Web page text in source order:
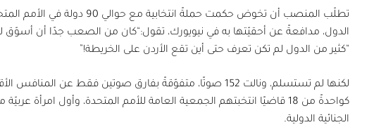
تطلّب المنصب أن تخوض حكمت حملةً انتخابية مع حوالي 90 دولة في الأمم
الدول، مدافعةً عن أحقيّتها به في نيويورك، تقول:“كان من الصعب جدًا أن أسوّق
“كثير من الدول لم تكن تعرف حتى أين تقع الأردن على الخريطة!”
لكنها لم تستسلم، ونالت 152 صوتًا، متفوّقةً بفارق صوتين فقط عن المنافس
كواحدةً من 18 قاضيًا انتخبتهم الجمعية العامة للأمم المتحدة، وأول امرأة
الجنائية الدولية.